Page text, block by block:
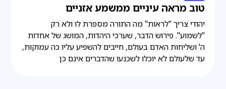
טוב מראה עיניים ממשמע אזניים
יהודי צריך "לראות" מה התורה מספרת לו ולא רק
"לשמוע". פירוש הדבר, שערכי היהדות, המושג של אחדות
ה' ושליחות האדם בעולם, חייבים להשפיע עליו כה עמוקות,
עד שלעולם לא יוכלו לשכנעו שהדברים אינם כן